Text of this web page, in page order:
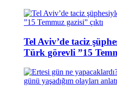
Tel Aviv’de taciz
Türk görevli ”15